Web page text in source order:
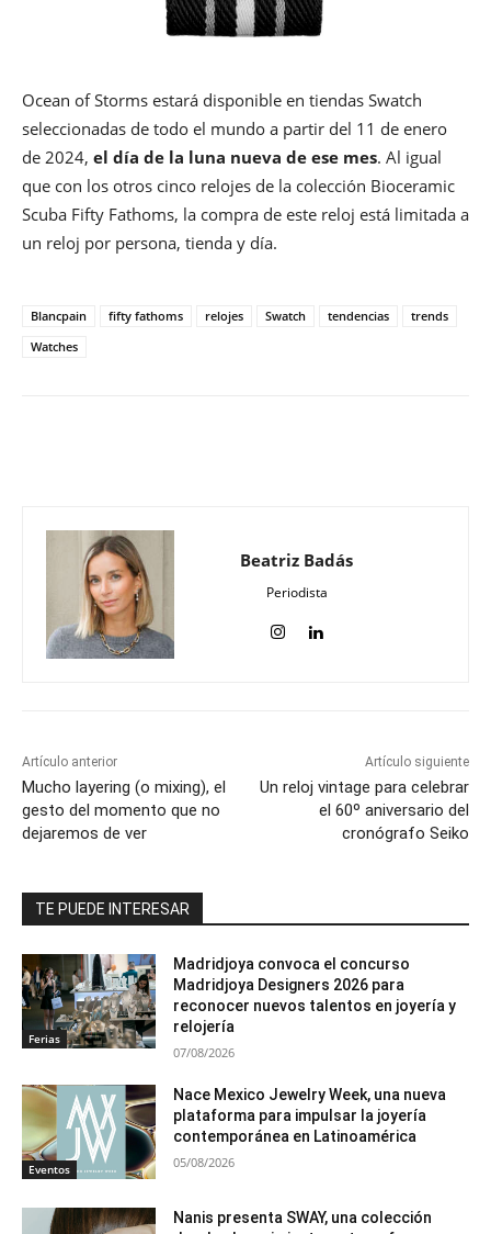
Ocean of Storms estará disponible en tiendas Swatch
seleccionadas de todo el mundo a partir del 11 de enero
de 2024, el día de la luna nueva de ese mes. Al igual
que con los otros cinco relojes de la colección Bioceramic
Scuba Fifty Fathoms, la compra de este reloj está limitada a
un reloj por persona, tienda y día.
Blancpain fifty fathoms relojes Swatch tendencias
trends
Watches
Beatriz Badás
Periodista
Artículo anterior
Mucho layering (o mixing), el
gesto del momento que no
dejaremos de ver
Artículo siguiente
Un reloj vintage para celebrar
el 60º aniversario del
cronógrafo Seiko
TE PUEDE INTERESAR
Ferias
Madridjoya convoca el concurso
Madridjoya Designers 2026 para
reconocer nuevos talentos en joyería y
relojería
07/08/2026
Eventos
Nace Mexico Jewelry Week, una nueva
plataforma para impulsar la joyería
contemporánea en Latinoamérica
05/08/2026
Nanis presenta SWAY, una colección